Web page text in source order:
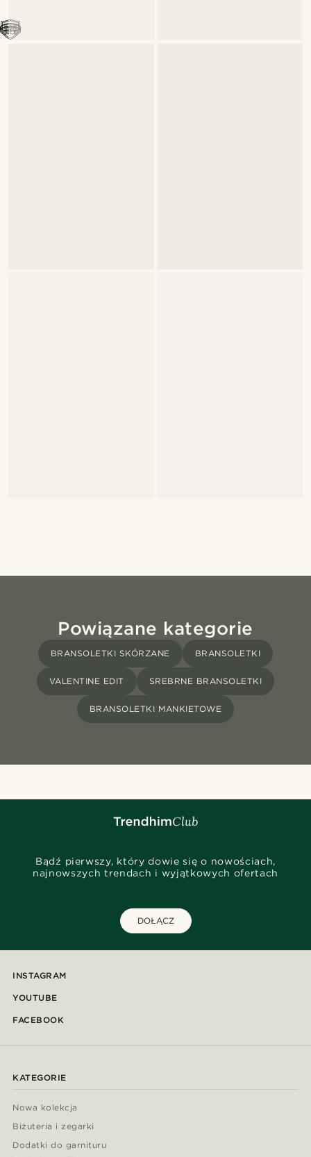
Powiązane kategorie
BRANSOLETKI SKÓRZANE BRANSOLETKI
VALENTINE EDIT SREBRNE BRANSOLETKI
BRANSOLETKI MANKIETOWE
Bądź pierwszy, który dowie się o nowościach,
najnowszych trendach i wyjątkowych ofertach
DOŁĄCZ
INSTAGRAM
YOUTUBE
FACEBOOK
KATEGORIE
Nowa kolekcja
Biżuteria i zegarki
Dodatki do garnituru